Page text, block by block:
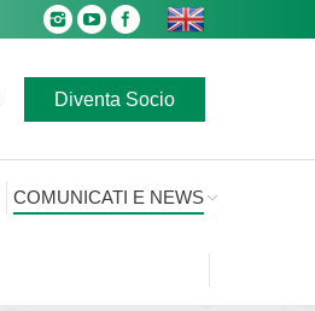
Diventa Socio
COMUNICATI E NEWS